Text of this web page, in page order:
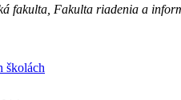
fakulta, Fakulta riadenia a
školách